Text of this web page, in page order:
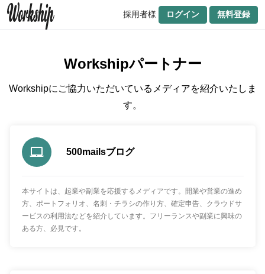
採用者様 ログイン 無料登録
Workshipパートナー
Workshipにご協力いただいているメディアを紹介いたしま
す。
500mailsブログ
本サイトは、起業や副業を応援するメディアです。開業や営業の進め
方、ポートフォリオ、名刺・チラシの作り方、確定申告、クラウドサ
ービスの利用法などを紹介しています。フリーランスや副業に興味の
ある方、必見です。